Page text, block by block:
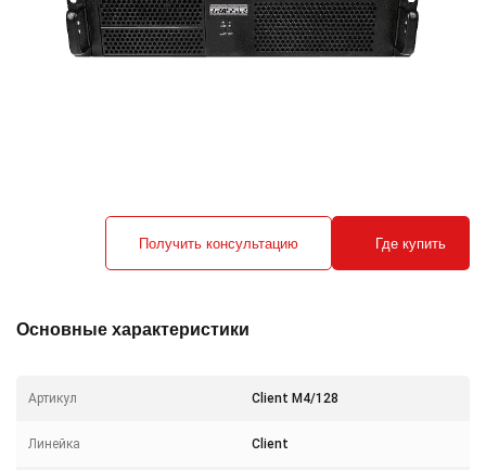
Основные характеристики
Артикул Client M4/128
Линейка Client
Где купить
Получить консультацию